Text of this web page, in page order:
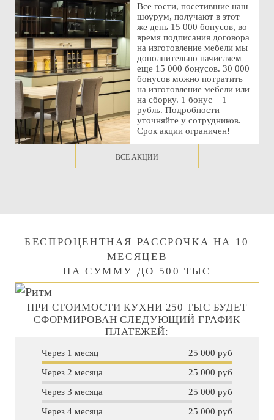
Все гости, посетившие наш
шоурум, получают в этот
же день 15 000 бонусов, во
время подписания договора
на изготовление мебели мы
дополнительно начисляем
еще 15 000 бонусов. 30 000
бонусов можно потратить
на изготовление мебели или
на сборку. 1 бонус = 1
рубль. Подробности
уточняйте у сотрудников.
Срок акции ограничен!
ВСЕ АКЦИИ
БЕСПРОЦЕНТНАЯ РАССРОЧКА НА 10
МЕСЯЦЕВ
НА СУММУ ДО 500 ТЫС
ПРИ СТОИМОСТИ КУХНИ 250 ТЫС БУДЕТ
СФОРМИРОВАН СЛЕДУЮЩИЙ ГРАФИК
ПЛАТЕЖЕЙ:
Через 1 месяц
25 000 руб
Через 2 месяца
25 000 руб
Через 3 месяца
25 000 руб
Через 4 месяца
25 000 руб